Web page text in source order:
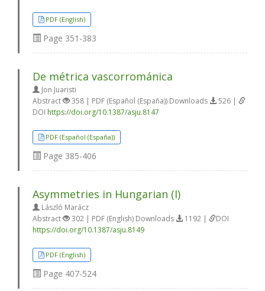
PDF (English)
Page 351-383
De métrica vascorrománica
Jon Juaristi
Abstract
358 | PDF (Español (España)) Downloads
526 |
DOI https://doi.org/10.1387/asju.8147
PDF (Español (España))
Page 385-406
Asymmetries in Hungarian (I)
László Marácz
Abstract
302 | PDF (English) Downloads 1192 |
DOI
https://doi.org/10.1387/asju.8149
PDF (English)
Page 407-524